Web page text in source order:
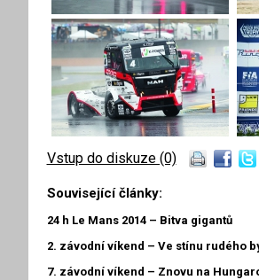
Vstup do diskuze (0)
Související články:
24 h Le Mans 2014 – Bitva gigantů
2. závodní víkend – Ve stínu rudého
7. závodní víkend – Znovu na